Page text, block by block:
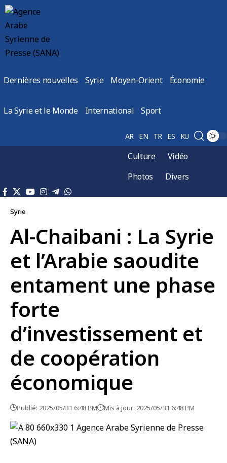
Dernières nouvelles Syrie Moyen-Orient Économie
La Syrie et le Monde International Sport
AR EN TR ES KU
Culture
Vidéo
Photos
Divers
Syrie
Al-Chaibani : La Syrie
et l’Arabie saoudite
entament une phase
forte
d’investissement et
de coopération
économique
Publié: 2025/05/31 6:48 PM Mis à jour: 2025/05/31 6:48 PM